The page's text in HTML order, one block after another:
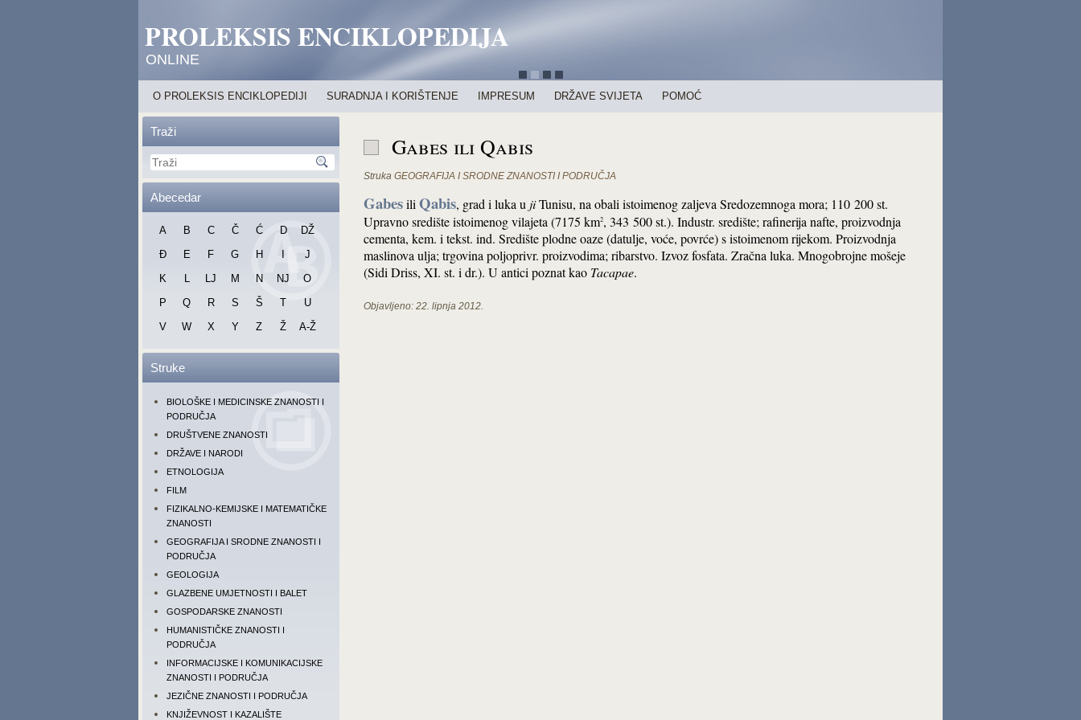
PROLEKSIS ENCIKLOPEDIJA
ONLINE
O PROLEKSIS ENCIKLOPEDIJI SURADNJA I KORIŠTENJE IMPRESUM DRŽAVE SVIJETA POMOĆ
Traži
Abecedar
A B C Č Ć D
DŽ
Đ
E F G H
J
K
L LJ M N NJ
O
P
Q R S Š T
U
V
W X Y Z Ž A-Ž
Struke
BIOLOŠKE I MEDICINSKE ZNANOSTI I
PODRUČJA
DRUŠTVENE ZNANOSTI
DRŽAVE I NARODI
ETNOLOGIJA
FILM
FIZIKALNO-KEMIJSKE I MATEMATIČKE
ZNANOSTI
GEOGRAFIJA I SRODNE ZNANOSTI I
PODRUČJA
GEOLOGIJA
GLAZBENE UMJETNOSTI I BALET
GOSPODARSKE ZNANOSTI
HUMANISTIČKE ZNANOSTI I
PODRUČJA
INFORMACIJSKE I KOMUNIKACIJSKE
ZNANOSTI I PODRUČJA
JEZIČNE ZNANOSTI I PODRUČJA
KNJIŽEVNOST I KAZALIŠTE
Gabes ili Qabis
Struka GEOGRAFIJA I SRODNE ZNANOSTI I PODRUČJA
Gabesili Qabis, grad i luka u jiTunisu, na obali istoimenog zaljeva Sredozemnoga mora; 110 200 st.
Upravno središte istoimenog vilajeta (7175 km2, 343 500 st.). Industr. središte; rafinerija nafte, proizvodnja
cementa, kem. i tekst. ind. Središte plodne oaze (datulje, voće, povrće) s istoimenom rijekom. Proizvodnja
maslinova ulja; trgovina poljoprivr. proizvodima; ribarstvo. Izvoz fosfata. Zračna luka. Mnogobrojne mošeje
(Sidi Driss, XI. st. i dr.). U antici poznat kao Tacapae.
Objavljeno: 22. lipnja 2012.